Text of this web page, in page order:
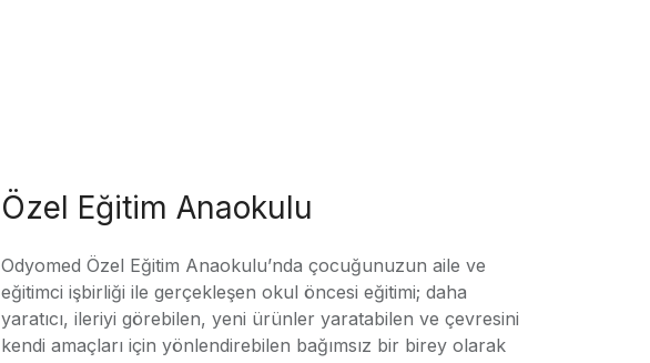
Özel Eğitim Anaokulu
Odyomed Özel Eğitim Anaokulu’nda çocuğunuzun aile ve
eğitimci işbirliği ile gerçekleşen okul öncesi eğitimi; daha
yaratıcı, ileriyi görebilen, yeni ürünler yaratabilen ve çevresini
kendi amaçları için yönlendirebilen bağımsız bir birey olarak